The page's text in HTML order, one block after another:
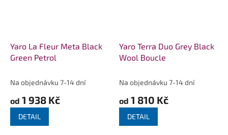
Yaro La Fleur Meta Black
Green Petrol
Na objednávku 7-14 dní
od 1 938 Kč
DETAIL
Yaro Terra Duo Grey Black
Wool Boucle
Na objednávku 7-14 dní
od 1 810 Kč
DETAIL